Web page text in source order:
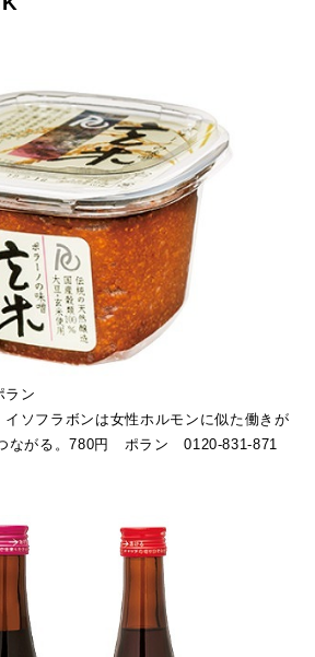
ラン
ソフラボンは女性ホルモンに似た働きが
ながる。780円 ポラン 0120-831-871